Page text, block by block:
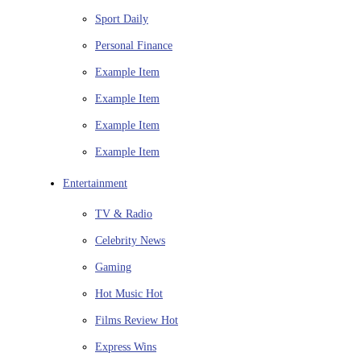
Sport Daily
Personal Finance
Example Item
Example Item
Example Item
Example Item
Entertainment
TV & Radio
Celebrity News
Gaming
Hot Music Hot
Films Review Hot
Express Wins